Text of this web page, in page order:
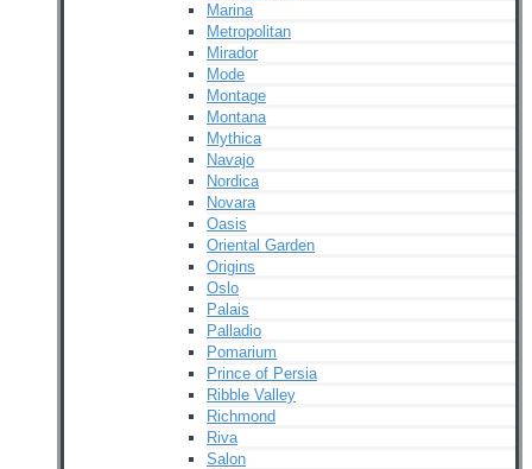
Marina
Metropolitan
Mirador
Mode
Montage
Montana
Mythica
Navajo
Nordica
Novara
Oasis
Oriental Garden
Origins
Oslo
Palais
Palladio
Pomarium
Prince of Persia
Ribble Valley
Richmond
Riva
Salon